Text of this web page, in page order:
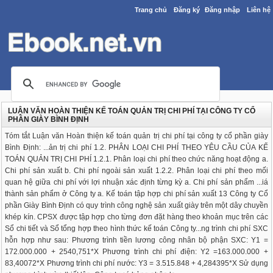
Trang chủ Đăng ký Đăng nhập Liên hệ
LUẬN VĂN HOÀN THIỆN KẾ TOÁN QUẢN TRỊ CHI PHÍ TẠI CÔNG TY CỔ
PHẦN GIÀY BÌNH ĐỊNH
Tóm tắt Luận văn Hoàn thiện kế toán quản trị chi phí tại công ty cổ phần giày
Bình Định: ...ản trị chi phí 1.2. PHÂN LOẠI CHI PHÍ THEO YÊU CẦU CỦA KẾ
TOÁN QUẢN TRỊ CHI PHÍ 1.2.1. Phân loại chi phí theo chức năng hoạt động a.
Chi phí sản xuất b. Chi phí ngoài sản xuất 1.2.2. Phân loại chi phí theo mối
quan hệ giữa chi phí với lợi nhuận xác định từng kỳ a. Chi phí sản phẩm ...iá
thành sản phẩm ở Công ty a. Kế toán tập hợp chi phí sản xuất 13 Công ty Cổ
phần Giày Bình Định có quy trình công nghệ sản xuất giày trên một dây chuyền
khép kín. CPSX được tập hợp cho từng đơn đặt hàng theo khoản mục trên các
Sổ chi tiết và Sổ tổng hợp theo hình thức kế toán Công ty...ng trình chi phí SXC
hỗn hợp như sau: Phương trình tiền lương công nhân bộ phận SXC: Y1 =
172.000.000 + 2540,751*X Phương trình chi phí điện: Y2 =163.000.000 +
83,40072*X Phương trình chi phí nước: Y3 = 3.515.848 + 4,284395*X Sử dụng